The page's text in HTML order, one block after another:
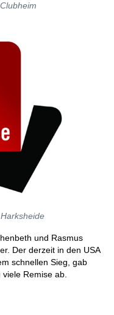
und Rasmus
Der derzeit in den USA
schnellen Sieg, gab
Remise ab.